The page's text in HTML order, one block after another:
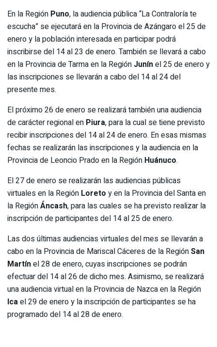
En la Región Puno, la audiencia pública “La Contraloría te
escucha” se ejecutará en la Provincia de Azángaro el 25 de
enero y la población interesada en participar podrá
inscribirse del 14 al 23 de enero. También se llevará a cabo
en la Provincia de Tarma en la Región Junínel 25 de enero y
las inscripciones se llevarán a cabo del 14 al 24 del
presente mes.
El próximo 26 de enero se realizará también una audiencia
de carácter regional en Piura, para la cual se tiene previsto
recibir inscripciones del 14 al 24 de enero. En esas mismas
fechas se realizarán las inscripciones y la audiencia en la
Provincia de Leoncio Prado en la Región Huánuco.
El 27 de enero se realizarán las audiencias públicas
virtuales en la Región Loreto y en la Provincia del Santa en
la RegiónÁncash, para las cuales se ha previsto realizar la
inscripción de participantes del 14 al 25 de enero.
Las dos últimas audiencias virtuales del mes se llevarán a
cabo en la Provincia de Mariscal Cáceres de la RegiónSan
Martínel 28 de enero, cuyas inscripciones se podrán
efectuar del 14 al 26 de dicho mes. Asimismo, se realizará
una audiencia virtual en la Provincia de Nazca en la Región
Icael 29 de enero y la inscripción de participantes se ha
programado del 14 al 28 de enero.